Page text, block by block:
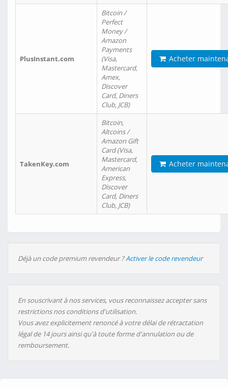
PlusInstant.com
Bitcoin /
Perfect
Money /
Amazon
Payments
(Visa,
Mastercard,
Amex,
Discover
Card, Diners
Club, JCB)
Acheter
TakenKey.com
Bitcoin,
Altcoins /
Amazon Gift
Card (Visa,
Mastercard,
American
Express,
Discover
Card, Diners
Club, JCB)
Acheter
Déjà un code premium revendeur ?Activer le code revendeur
En souscrivant à nos services, vous reconnaissez accepter sans
restrictions nos conditions d'utilisation.
Vous avez explicitement renoncé à votre délai de rétractation
légal de 14 jours ainsi qu'à toute forme d'annulation ou de
remboursement.